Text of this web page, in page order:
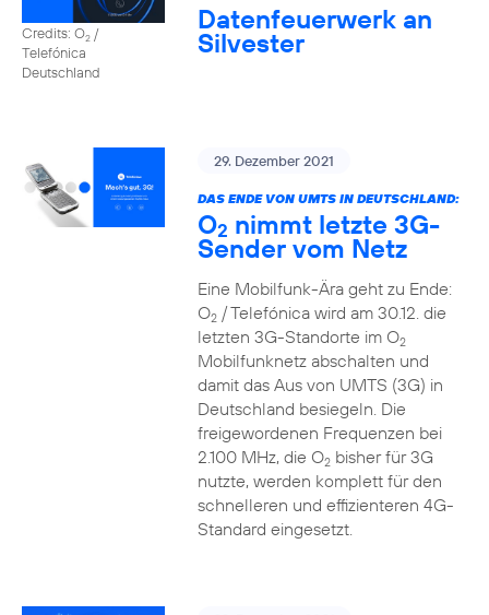
Credits: O2 /
Telefónica
Deutschland
Datenfeuerwerk an
Silvester
29. Dezember 2021
DAS ENDE VON UMTS IN DEUTSCHLAND:
O2 nimmt letzte 3G-
Sender vom Netz
Eine Mobilfunk-Ära geht zu Ende:
O2/ Telefónica wird am 30.12. die
letzten 3G-Standorte im O2
Mobilfunknetz abschalten und
damit das Aus von UMTS (3G) in
Deutschland besiegeln. Die
freigewordenen Frequenzen bei
2.100 MHz, die O2bisher für 3G
nutzte, werden komplett für den
schnelleren und effizienteren 4G-
Standard eingesetzt.